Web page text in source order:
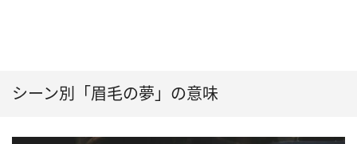
シーン別「眉毛の夢」の意味